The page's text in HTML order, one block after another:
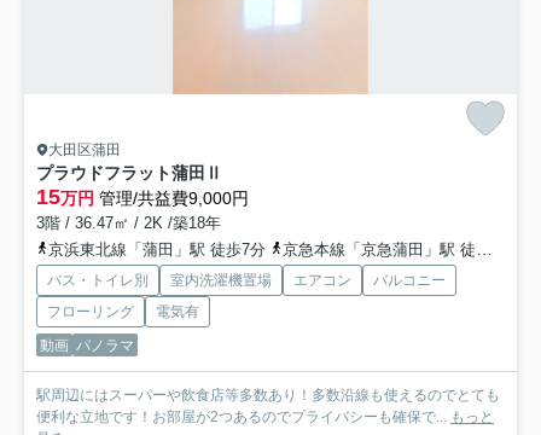
大田区蒲田
プラウドフラット蒲田Ⅱ
15万円 管理/共益費9,000円
3階 / 36.47㎡ / 2K /築18年
京浜東北線「蒲田」駅 徒歩7分
京急本線「京急蒲田」駅 徒歩3分
バス・トイレ別 室内洗濯機置場 エアコン
バルコニー
フローリング
電気有
動画 パノラマ
駅周辺にはスーパーや飲食店等多数あり！多数沿線も使えるのでとても
便利な立地です！お部屋が2つあるのでプライバシーも確保で... もっと